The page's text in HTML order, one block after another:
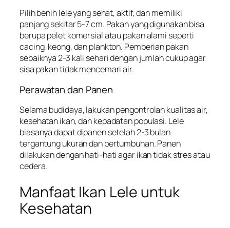
Pilih benih lele yang sehat, aktif, dan memiliki
panjang sekitar 5-7 cm. Pakan yang digunakan bisa
berupa pelet komersial atau pakan alami seperti
cacing, keong, dan plankton. Pemberian pakan
sebaiknya 2-3 kali sehari dengan jumlah cukup agar
sisa pakan tidak mencemari air.
Perawatan dan Panen
Selama budidaya, lakukan pengontrolan kualitas air,
kesehatan ikan, dan kepadatan populasi. Lele
biasanya dapat dipanen setelah 2-3 bulan
tergantung ukuran dan pertumbuhan. Panen
dilakukan dengan hati-hati agar ikan tidak stres atau
cedera.
Manfaat Ikan Lele untuk
Kesehatan